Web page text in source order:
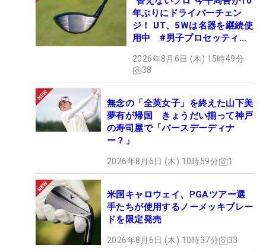
年ぶりにドライバーチェン
ジ！ UT、5Wは名器を継続使
用中 #男子プロセッティン
2026年8月6日 (木) 15時49分
38
無念の「全英女子」を終えた山下美
夢有が帰国 きょうだい揃って神戸
の寿司屋で「バースデーディナ
ー？」
2026年8月6日 (木) 10時59分 1
米国キャロウェイ、PGAツアー選
手たちが使用するノーメッキブレー
ドを限定発売
2026年8月6日 (木) 10時37分 33